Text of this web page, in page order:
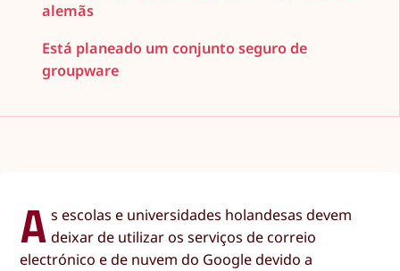
alemãs
Está planeado um conjunto seguro de
groupware
A s escolas e universidades holandesas devem
deixar de utilizar os serviços de correio
electrónico e de nuvem do Google devido a